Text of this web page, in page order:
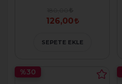
126,00
SEPETE EKLE
%30